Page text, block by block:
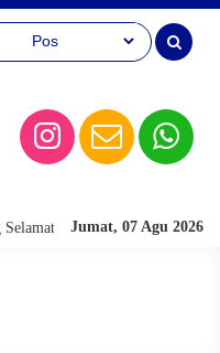
Jumat, 07 Agu 2026
Berkunjung Selamat